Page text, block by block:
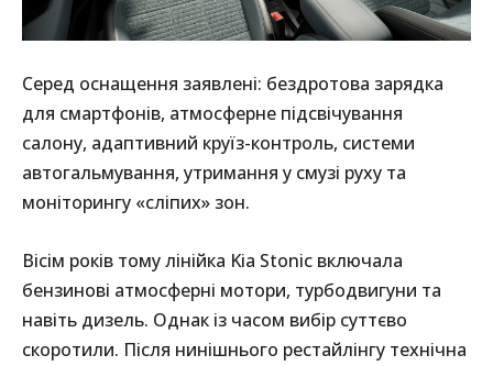
Серед оснащення заявлені: бездротова зарядка
для смартфонів, атмосферне підсвічування
салону, адаптивний круїз-контроль, системи
автогальмування, утримання у смузі руху та
моніторингу «сліпих» зон.
Вісім років тому лінійка Kia Stonic включала
бензинові атмосферні мотори, турбодвигуни та
навіть дизель. Однак із часом вибір суттєво
скоротили. Після нинішнього рестайлінгу технічна